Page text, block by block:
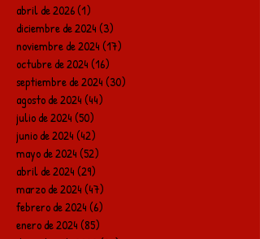
abril de 2026(1)
diciembre de 2024(3)
noviembre de 2024(17)
octubre de 2024(16)
septiembre de 2024(30)
agosto de 2024(44)
julio de 2024(50)
junio de 2024(42)
mayo de 2024(52)
abril de 2024(29)
marzo de 2024(47)
febrero de 2024(6)
enero de 2024(85)